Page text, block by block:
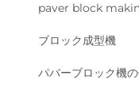
paver block
ブロック成型機
パバーブロック機